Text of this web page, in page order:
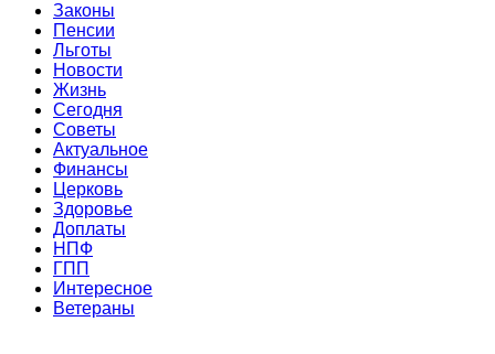
Законы
Пенсии
Льготы
Новости
Жизнь
Сегодня
Советы
Актуальное
Финансы
Церковь
Здоровье
Доплаты
НПФ
ГПП
Интересное
Ветераны